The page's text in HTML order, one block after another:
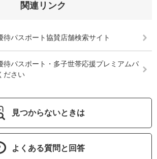
関連リンク
待パスポート協賛店舗検索サイト
待パスポート・多子世帯応援プレミアムパ
ださい
見つからないときは
よくある質問と回答